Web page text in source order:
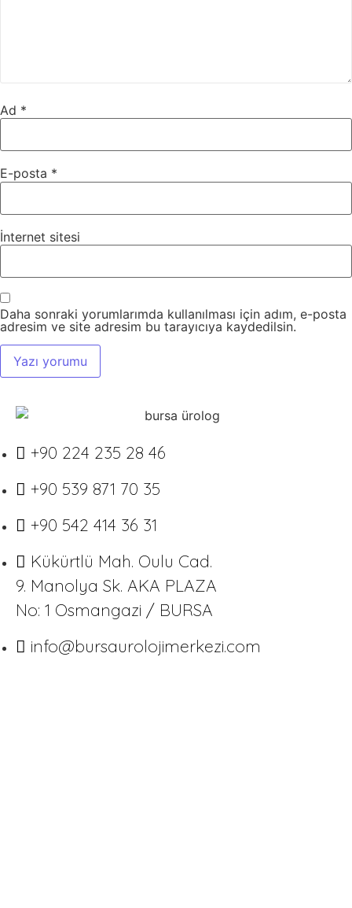
Ad *
E-posta *
İnternet sitesi
Daha sonraki yorumlarımda kullanılması için adım, e-posta
adresim ve site adresim bu tarayıcıya kaydedilsin.
+90 224 235 28 46
+90 539 871 70 35
+90 542 414 36 31
Kükürtlü Mah. Oulu Cad.
9. Manolya Sk. AKA PLAZA
No: 1 Osmangazi / BURSA
info@bursaurolojimerkezi.com